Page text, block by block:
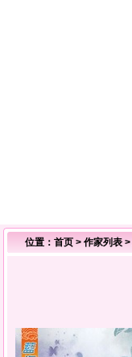
位置： 首页 > 作家列表 >